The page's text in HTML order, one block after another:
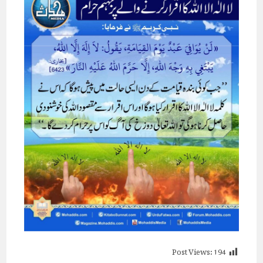
Post Views:194